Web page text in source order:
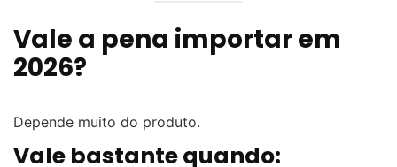
Vale a pena importar em
2026?
Depende muito do produto.
Vale bastante quando: